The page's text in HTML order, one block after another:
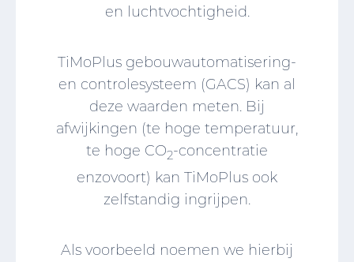
en luchtvochtigheid.
TiMoPlus gebouwautomatisering-
en controlesysteem (GACS) kan al
deze waarden meten. Bij
afwijkingen (te hoge temperatuur,
te hoge CO2-concentratie
enzovoort) kan TiMoPlus ook
zelfstandig ingrijpen.
Als voorbeeld noemen we hierbij